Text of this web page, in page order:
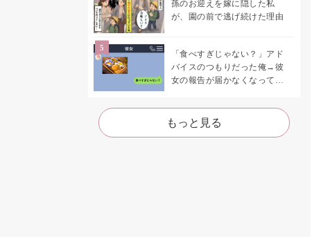
孫のお迎えを嫁に隠した私
が、園の前で逃げ続けた理由
「食べすぎじゃない？」アド
バイスのつもりだった俺→彼
女の報告が届かなくなって、
た
もっと見る